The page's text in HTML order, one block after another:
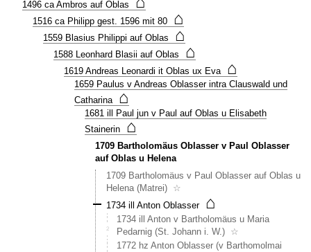
(1805
Inner
u
1496 ca Ambros auf Oblas
1516 ca Philipp gest. 1596 mit 80 ⌂
1559 Blasius Philippi auf Oblas ⌂
1588 Leonhard Blasii auf Oblas ⌂
1619 Andreas Leonardi it Oblas ux Eva ⌂
1659 Paulus v Andreas Oblasser intra Clauswald und
Catharina ⌂
1681 ill Paul jun v Paul auf Oblas u Elisabeth
Stainerin
⌂
1709 Bartholomäus Oblasser v Paul Oblasser
auf Oblas u Helena
1709 Bartholomäus v Paul Oblasser auf Oblas u
Helena (Matrei)
☆
1734 ill Anton Oblasser
⌂
1734 ill Anton v Bartholomäus u Maria
Pedarnig (St. Johann i. W.)
☆
1772 hz Anton Oblasser (v Barthomolmai